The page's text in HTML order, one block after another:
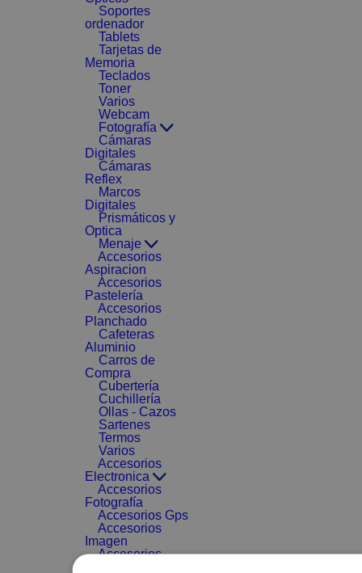
Soportes
ordenador
Tablets
Tarjetas de
Memoria
Teclados
Toner
Varios
Webcam
Fotografía
Cámaras
Digitales
Cámaras
Reflex
Marcos
Digitales
Prismáticos y
Optica
Menaje
Accesorios
Aspiracion
Accesorios
Pastelería
Accesorios
Planchado
Cafeteras
Aluminio
Carros de
Compra
Cubertería
Cuchillería
Ollas - Cazos
Sartenes
Termos
Varios
Accesorios
Electronica
Accesorios
Fotografía
Accesorios Gps
Accesorios
Imagen
Accesorios